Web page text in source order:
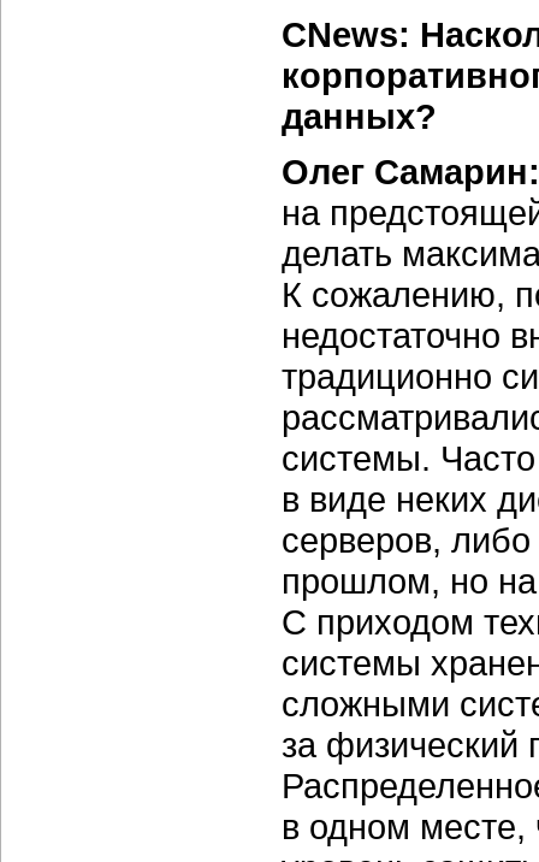
CNews:
данных?
Олег Самарин:
на
делать
К сожалению,
недостаточно
традиционно
системы.
в виде неких
серверов,
прошлом, но на
С приходом
системы
сложными
за физический
в одном месте,